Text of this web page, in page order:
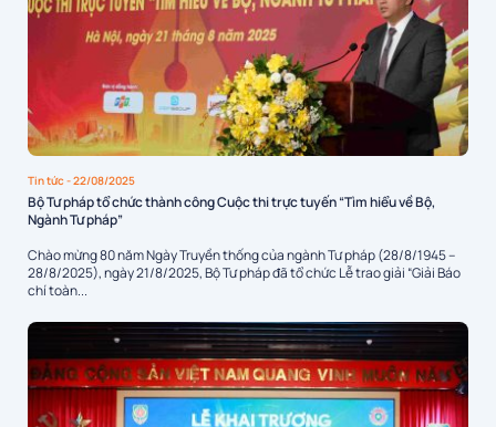
Tin tức- 22/08/2025
Bộ Tư pháp tổ chức thành công Cuộc thi trực tuyến “Tìm hiểu về Bộ,
Ngành Tư pháp”
Chào mừng 80 năm Ngày Truyền thống của ngành Tư pháp (28/8/1945 –
28/8/2025), ngày 21/8/2025, Bộ Tư pháp đã tổ chức Lễ trao giải “Giải Báo
chí toàn...